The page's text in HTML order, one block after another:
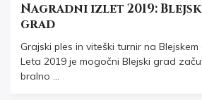
Nagradni izlet 2019:
grad
Grajski ples in viteški turnir na
Leta 2019 je mogočni Blejski grad
bralno ...